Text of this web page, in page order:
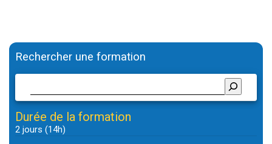
Rechercher une formation
Durée de la formation
2 jours (14h)